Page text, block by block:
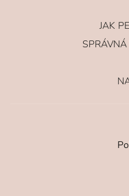
JAK
SPRÁVNÁ